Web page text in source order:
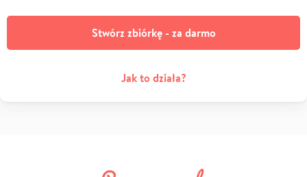
Stwórz zbiórkę - za darmo
Jak to działa?